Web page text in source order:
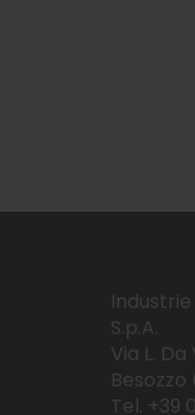
S.p.A.
Via L. Da
Besozzo
Tel. +39